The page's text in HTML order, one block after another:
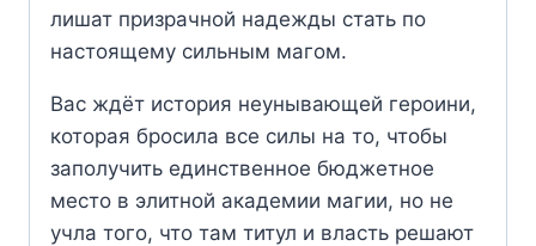
лишат призрачной надежды стать по
настоящему сильным магом.
Вас ждёт история неунывающей героини,
которая бросила все силы на то, чтобы
заполучить единственное бюджетное
место в элитной академии магии, но не
учла того, что там титул и власть решают